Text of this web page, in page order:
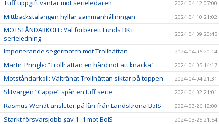
Tuff uppgift väntar mot serieledaren 2024-04-12 07:00
Mittbackstalangen hyllar sammanhållningen 2024-04-10 21:02
MOTSTÅNDARKOLL: Väl förberett Lunds BK i
serieledning
2024-04-09 20:45
Imponerande segermatch mot Trollhättan 2024-04-06 20:14
Martin Pringle: ”Trollhättan en hård nöt att knäcka" 2024-04-05 14:17
Motståndarkoll: Vältränat Trollhättan siktar på toppen 2024-04-04 21:31
Slitvargen ”Cappe” spår en tuff serie 2024-04-02 21:01
Rasmus Wendt ansluter på lån från Landskrona BoIS 2024-03-26 12:00
Starkt försvarsjobb gav 1–1 mot BoIS 2024-03-25 21:54